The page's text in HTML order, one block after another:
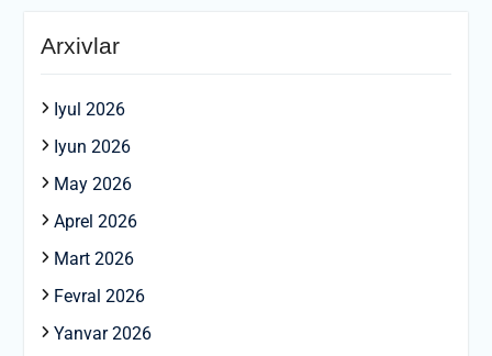
Arxivlar
Iyul 2026
Iyun 2026
May 2026
Aprel 2026
Mart 2026
Fevral 2026
Yanvar 2026